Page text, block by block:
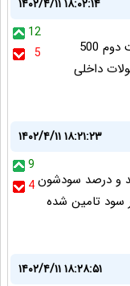
۱۴۰۲/۴/۱۱ ۱۸:۰۲:۱۴
12
5
یک سوال دارم اگه مثلا یک تویوتا دست دوم 500
داخلی
۱۴۰۲/۴/۱۱ ۱۸:۲۱:۲۳
9
4و درصد سودشون
سود تامین شده
۱۴۰۲/۴/۱۱ ۱۸:۲۸:۵۱